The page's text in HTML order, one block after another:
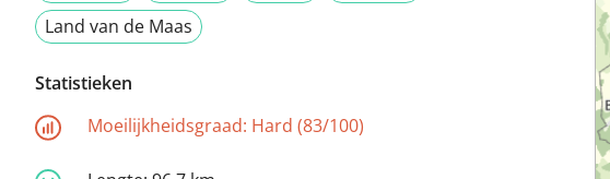
Land van de Maas
Statistieken
Moeilijkheidsgraad: Hard (83/100)